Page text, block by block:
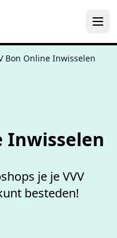
Bon Online Inwisselen
Inwisselen
je je VVV
besteden!